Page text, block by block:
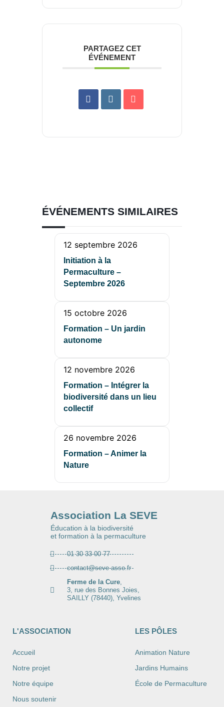
PARTAGEZ CET
ÉVÉNEMENT
ÉVÉNEMENTS SIMILAIRES
12 septembre 2026
Initiation à la
Permaculture –
Septembre 2026
15 octobre 2026
Formation – Un jardin
autonome
12 novembre 2026
Formation – Intégrer la
biodiversité dans un lieu
collectif
26 novembre 2026
Formation – Animer la
Nature
Association La SEVE
Éducation à la biodiversité
et formation à la permaculture
01 30 33 00 77
contact@seve-asso.fr
Ferme de la Cure,
3, rue des Bonnes Joies,
SAILLY (78440), Yvelines
L'ASSOCIATION
Accueil
Notre projet
Notre équipe
Nous soutenir
LES PÔLES
Animation Nature
Jardins Humains
École de Permaculture